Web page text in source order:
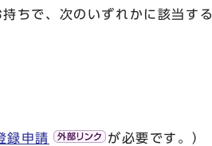
ちで、次のいずれかに該当する
録申請 が必要です。）